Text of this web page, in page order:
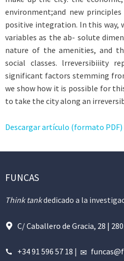
environment;and new
positive integration. In this way,
variables as the ab- solute
nature of the amenities, and
social classes. lrreversibiiity
significant factors stemming
we show how it is possible for
to take the city along an
Descargar artículo (formato PDF)
FUNCAS
Think tankdedicado a la
C/ Caballero de Gracia, 28 |
+34 91 596 57 18 |